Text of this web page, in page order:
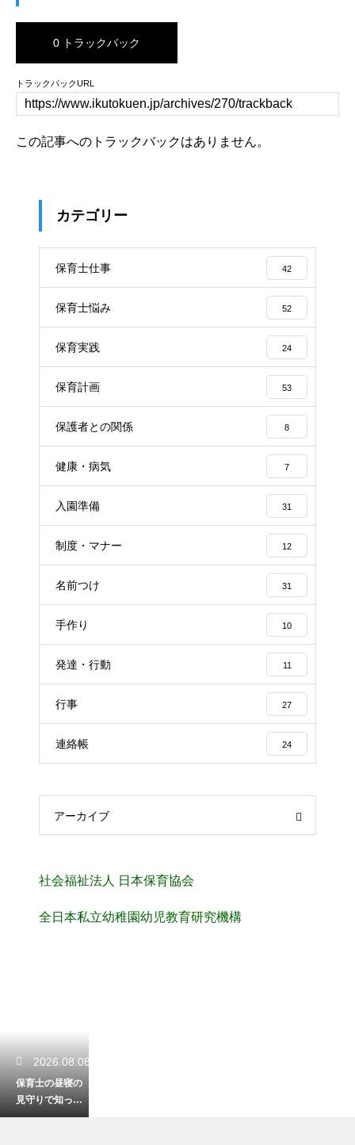
0 トラックバック
トラックバックURL
この記事へのトラックバックはありません。
カテゴリー
保育士仕事 42
保育士悩み 52
保育実践 24
保育計画 53
保護者との関係 8
健康・病気 7
入園準備 31
制度・マナー 12
名前つけ 31
手作り 10
発達・行動 11
行事 27
連絡帳 24
アーカイブ
社会福祉法人 日本保育協会
全日本私立幼稚園幼児教育研究機構
2026.08.08
保育士の昼寝の
見守りで知って
おくべき注意